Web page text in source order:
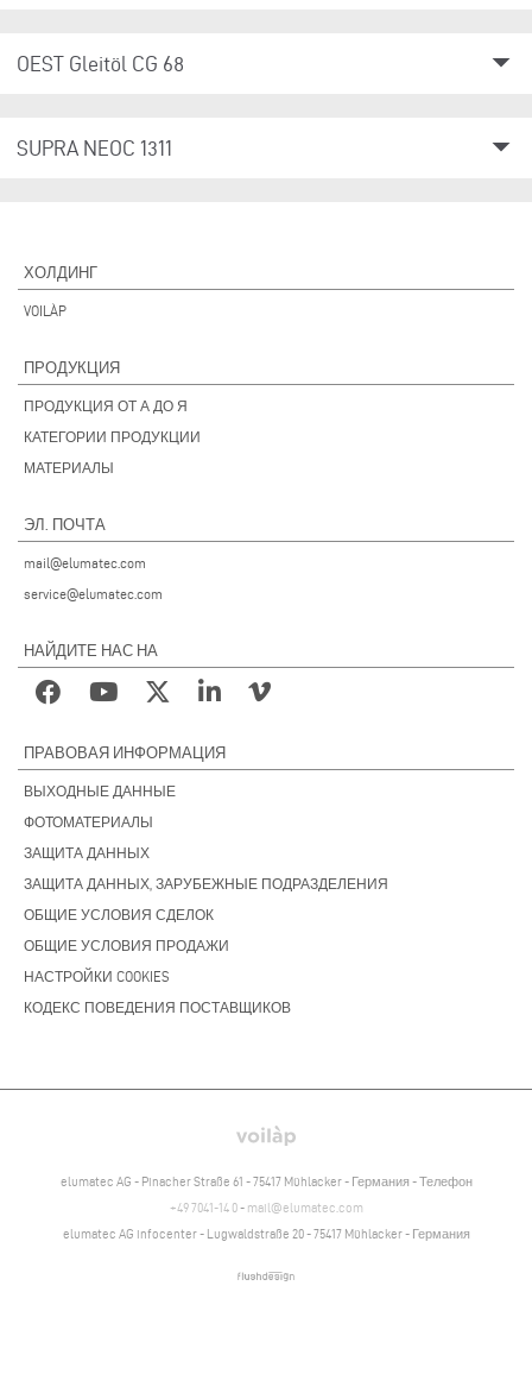
OEST Gleitöl CG 68 arrow_drop_down
SUPRA NEOC 1311 arrow_drop_down
ХОЛДИНГ
VOILÀP
ПРОДУКЦИЯ
ПРОДУКЦИЯ ОТ А ДО Я
КАТЕГОРИИ ПРОДУКЦИИ
МАТЕРИАЛЫ
ЭЛ. ПОЧТА
mail@elumatec.com
service@elumatec.com
НАЙДИТЕ НАС НА
ПРАВОВАЯ ИНФОРМАЦИЯ
ВЫХОДНЫЕ ДАННЫЕ
ФОТОМАТЕРИАЛЫ
ЗАЩИТА ДАННЫХ
ЗАЩИТА ДАННЫХ, ЗАРУБЕЖНЫЕ ПОДРАЗДЕЛЕНИЯ
ОБЩИЕ УСЛОВИЯ СДЕЛОК
ОБЩИЕ УСЛОВИЯ ПРОДАЖИ
НАСТРОЙКИ COOKIES
КОДЕКС ПОВЕДЕНИЯ ПОСТАВЩИКОВ
elumatec AG - Pinacher Straße 61 - 75417 Mühlacker - Германия - Телефон
+49 7041-14 0- mail@elumatec.com
elumatec AG infocenter - Lugwaldstraße 20 - 75417 Mühlacker - Германия